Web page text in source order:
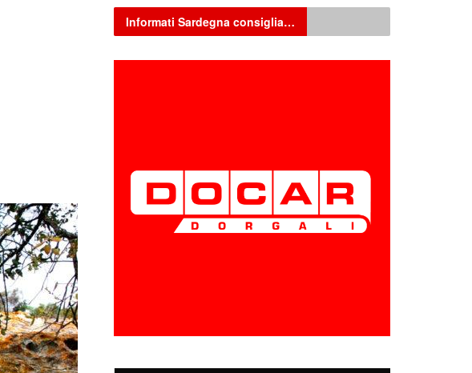
Informati Sardegna consiglia…